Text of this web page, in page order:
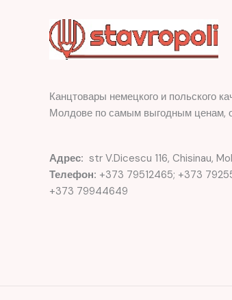
Канцтовары немецкого и польского
Молдове по самым выгодным ценам,
Адрес: str V.Dicescu 116, Chisinau,
Телефон: +373 79512465; +373
+373 79944649